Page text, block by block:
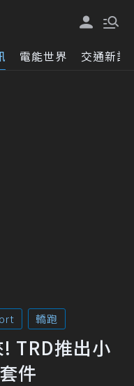
電能世界 交通新訊
轎跑
TRD推出小
件